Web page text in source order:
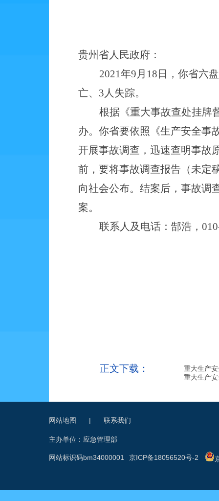
贵州省人民政府：
2021年9月18日，你省六
亡、3人失踪。
根据《重大事故查处挂牌
办。你省要依照《生产安全事
开展事故调查，迅速查明事故
前，要将事故调查报告（未定
向社会公布。结案后，事故调
案。
联系人及电话：郜浩，
正文下载：
重大生产
重大生产
网站地图 | 联系我们
主办单位：应急管理部
网站标识码bm34000001 京ICP备18056520号-2